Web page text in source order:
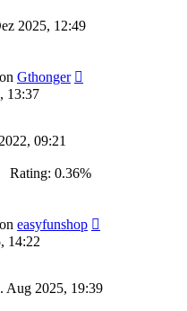
2025, 12:49
Gthonger
13:37
09:21
Rating: 0.36%
easyfunshop
14:22
Aug 2025, 19:39